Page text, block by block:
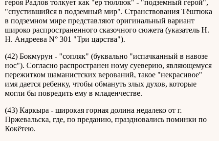
героя Радлов толкует как "ер тюллюк" - "подземный герой",
"спустившийся в подземный мир". Странствования Тёштюка
в подземном мире представляют оригинальный вариант
широко распространенного сказочного сюжета (указатель Н.
Н. Андреева N° 301 "Три царства").
(42) Бокмурун - "сопляк" (буквально "испачканный в навозе
нос"). Согласно распространен ному суеверию, являющемуся
пережитком шаманистских верований, такое "некрасивое"
имя дается ребенку, чтобы обмануть злых духов, которые
могли бы повредить ему в младенчестве.
(43) Каркыра - широкая горная долина недалеко от г.
Пржевальска, где, по преданию, праздновались поминки по
Кокётею.